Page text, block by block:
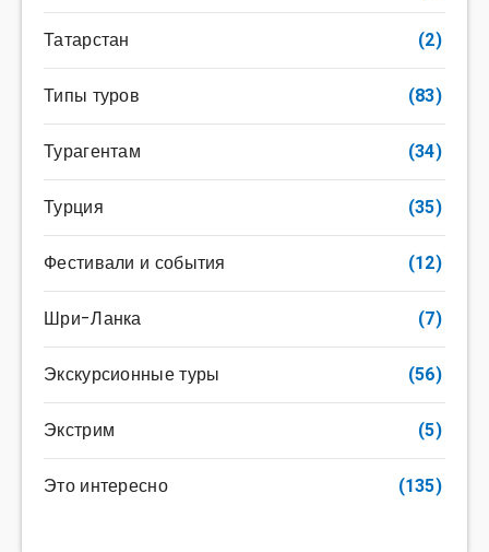
Татарстан (2)
Типы туров (83)
Турагентам (34)
Турция (35)
Фестивали и события (12)
Шри-Ланка (7)
Экскурсионные туры (56)
Экстрим (5)
Это интересно (135)